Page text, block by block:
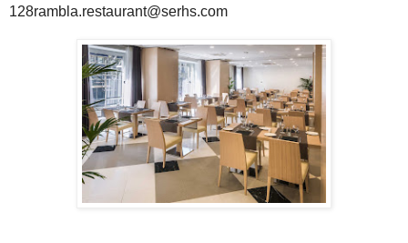
128rambla.restaurant@serhs.com